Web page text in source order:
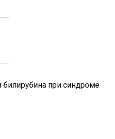
билирубина при синдроме